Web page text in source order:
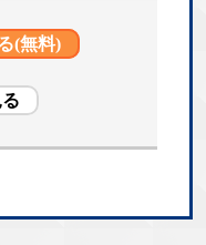
(無料)